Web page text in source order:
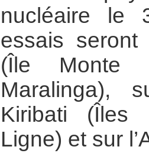
nucléaire le
essais seront
(Île Monte
Maralinga),
Kiribati
Ligne) et sur